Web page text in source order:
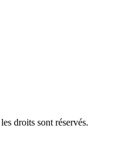
droits sont réservés.